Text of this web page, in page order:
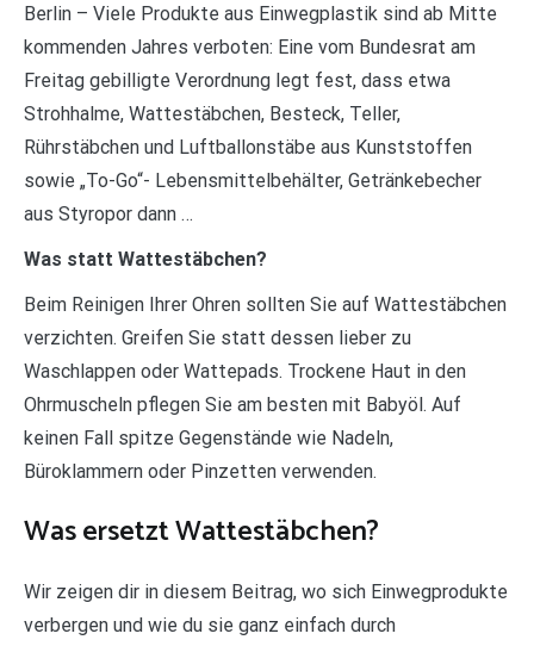
Berlin – Viele Produkte aus Einwegplastik sind ab Mitte
kommenden Jahres verboten: Eine vom Bundesrat am
Freitag gebilligte Verordnung legt fest, dass etwa
Strohhalme, Wattestäbchen, Besteck, Teller,
Rührstäbchen und Luftballonstäbe aus Kunststoffen
sowie „To-Go“- Lebensmittelbehälter, Getränkebecher
aus Styropor dann …
Was statt Wattestäbchen?
Beim Reinigen Ihrer Ohren sollten Sie auf Wattestäbchen
verzichten. Greifen Sie statt dessen lieber zu
Waschlappen oder Wattepads. Trockene Haut in den
Ohrmuscheln pflegen Sie am besten mit Babyöl. Auf
keinen Fall spitze Gegenstände wie Nadeln,
Büroklammern oder Pinzetten verwenden.
Was ersetzt Wattestäbchen?
Wir zeigen dir in diesem Beitrag, wo sich Einwegprodukte
verbergen und wie du sie ganz einfach durch